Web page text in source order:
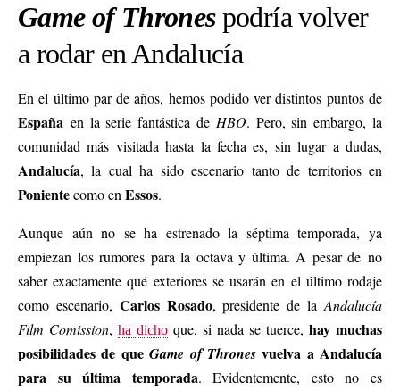
Game of Thronespodría volver
a rodar en Andalucía
En el último par de años, hemos podido ver distintos puntos de
España en la serie fantástica de HBO. Pero, sin embargo, la
comunidad más visitada hasta la fecha es, sin lugar a dudas,
Andalucía, la cual ha sido escenario tanto de territorios en
Ponientecomo en Essos.
Aunque aún no se ha estrenado la séptima temporada, ya
empiezan los rumores para la octava y última. A pesar de no
saber exactamente qué exteriores se usarán en el último rodaje
como escenario, Carlos Rosado, presidente de laAndalucía
Film Comission, ha dicho que, si nada se tuerce, hay muchas
posibilidades de queGame of Thronesvuelva a Andalucía
para su última temporada. Evidentemente, esto no es